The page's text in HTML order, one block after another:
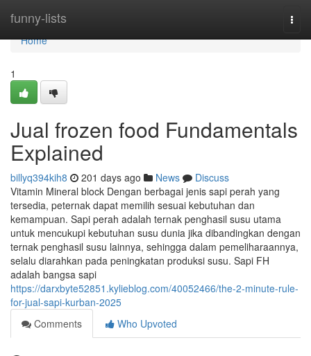
funny-lists
Home
Home
1
Jual frozen food Fundamentals
Explained
billyq394kih8 201 days ago News
Discuss
Vitamin Mineral block Dengan berbagai jenis sapi perah yang
tersedia, peternak dapat memilih sesuai kebutuhan dan
kemampuan. Sapi perah adalah ternak penghasil susu utama
untuk mencukupi kebutuhan susu dunia jika dibandingkan dengan
ternak penghasil susu lainnya, sehingga dalam pemeliharaannya,
selalu diarahkan pada peningkatan produksi susu. Sapi FH
adalah bangsa sapi
https://darxbyte52851.kylieblog.com/40052466/the-2-minute-rule-
for-jual-sapi-kurban-2025
Comments
Who Upvoted